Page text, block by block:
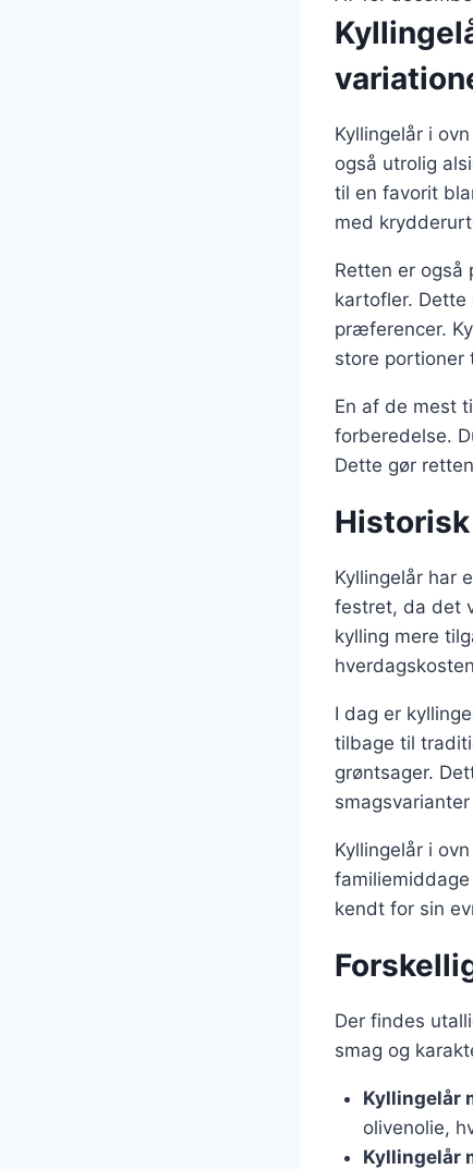
Kyllingelår i
også utrolig
til en favorit
med
Retten er
kartofler.
præferencer.
store portioner
En af de mest
forberedelse.
Dette gør
Kyllingelår har
festret, da det
kylling mere
I dag er
tilbage til
grøntsager.
Kyllingelår i
kendt for sin
Der findes
smag og
Kyllingelår
olivenolie,
Kyllingelår